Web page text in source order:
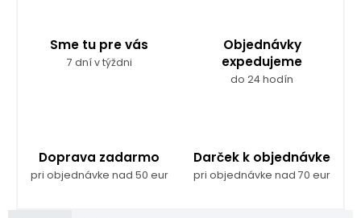
Sme tu pre vás
7 dní v týždni
Objednávky
expedujeme
do 24 hodín
Doprava zadarmo
pri objednávke nad 50 eur
Darček k objednávke
pri objednávke nad 70 eur